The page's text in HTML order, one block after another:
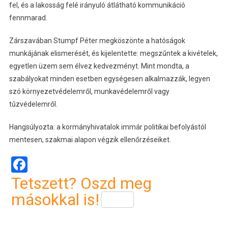
fel, és a lakosság felé irányuló átlátható kommunikáció
fennmarad.
Zárszavában Stumpf Péter megköszönte a hatóságok
munkájának elismerését, és kijelentette: megszűntek a kivételek,
egyetlen üzem sem élvez kedvezményt. Mint mondta, a
szabályokat minden esetben egységesen alkalmazzák, legyen
szó környezetvédelemről, munkavédelemről vagy
tűzvédelemről.
Hangsúlyozta: a kormányhivatalok immár politikai befolyástól
mentesen, szakmai alapon végzik ellenőrzéseiket.
Facebook
Tetszett? Oszd meg
másokkal is!